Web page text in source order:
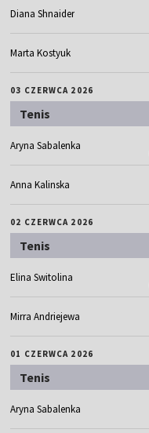
Diana Shnaider
Marta Kostyuk
03 CZERWCA 2026
Tenis
Aryna Sabalenka
Anna Kalinska
02 CZERWCA 2026
Tenis
Elina Switolina
Mirra Andriejewa
01 CZERWCA 2026
Tenis
Aryna Sabalenka